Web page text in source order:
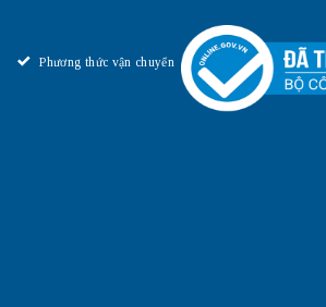
Phương thức vận chuyển